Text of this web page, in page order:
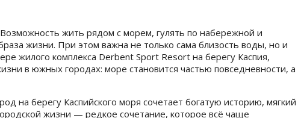
жить рядом с морем, гулять по набережной и
жизни. При этом важна не только сама близость воды, но и
жилого комплекса Derbent Sport Resort на берегу Каспия,
в южных городах: море становится частью повседневности, а
на берегу Каспийского моря сочетает богатую историю, мягкий
жизни — редкое сочетание, которое всё чаще